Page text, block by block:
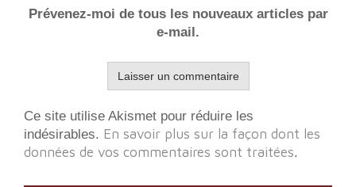
Prévenez-moi de tous les nouveaux articles par
e-mail.
Ce site utilise Akismet pour réduire les
indésirables. En savoir plus sur la façon dont les
données de vos commentaires sont traitées.